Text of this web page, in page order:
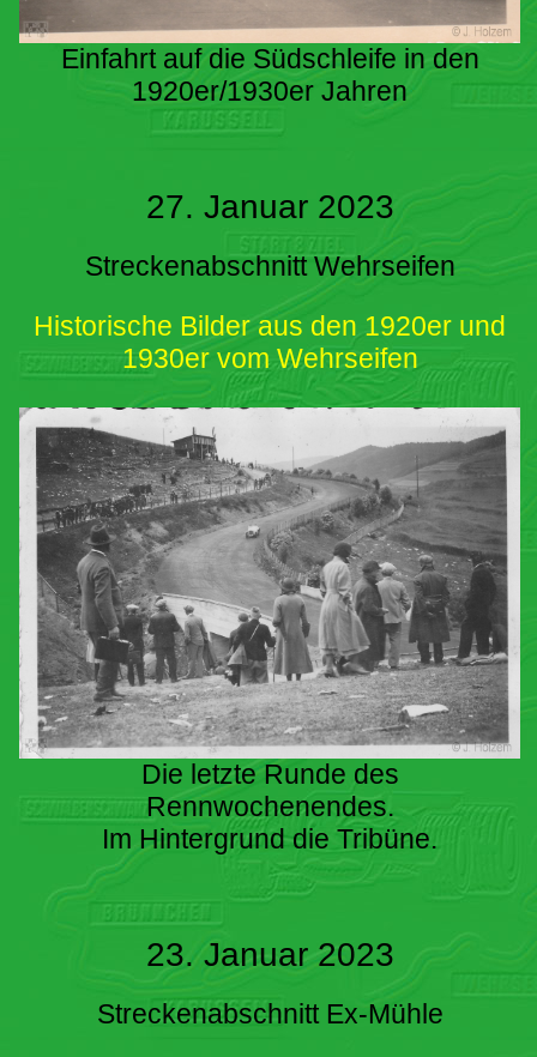
Einfahrt auf die Südschleife in den
1920er/1930er Jahren
27. Januar 2023
Streckenabschnitt Wehrseifen
Historische Bilder aus den 1920er und
1930er vom Wehrseifen
Die letzte Runde des
Rennwochenendes.
Im Hintergrund die Tribüne.
23. Januar 2023
Streckenabschnitt Ex-Mühle